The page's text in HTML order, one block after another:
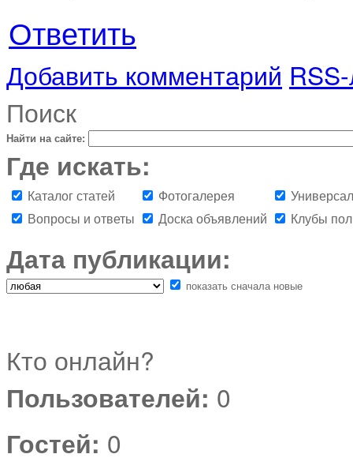
Ответить
Добавить комментарий
Поиск
Найти на сайте:
Где искать:
Каталог статей Фотогалерея
Вопросы и ответы
Доска объявлений Клубы
Дата публикации:
показать сначала новые
Кто онлайн?
Пользователей: 0
Гостей: 0